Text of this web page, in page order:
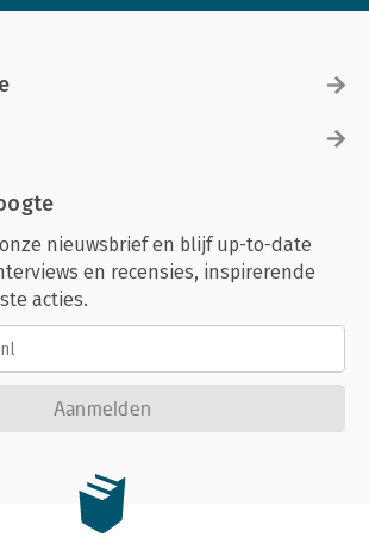
nieuwsbrief en blijf up-to-date
en recensies, inspirerende
acties.
Aanmelden